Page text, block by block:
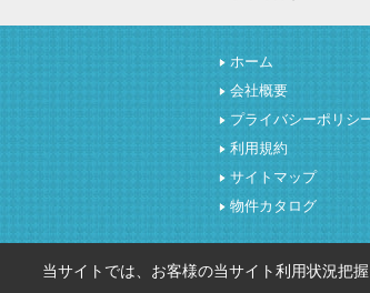
ホーム
会社概要
プライバシーポリシ
利用規約
サイトマップ
物件カタログ
当サイトでは、お客様の当サイト利用状況把